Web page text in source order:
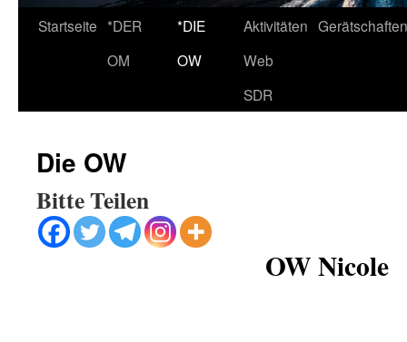
Startseite *DER
OM
*DIE
OW
Aktivitäten Gerätschaften
Web
SDR
Die OW
Bitte Teilen
OW Nicole